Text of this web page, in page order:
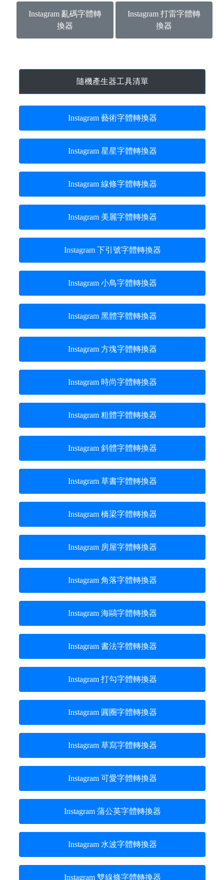
Instagram 亂碼字體轉
換器
Instagram 打雷字體轉
換器
隨機產生器工具清單
Instagram 藝術字體轉換器
Instagram 星星字體轉換器
Instagram 線條字體轉換器
Instagram 美麗字體轉換器
Instagram 下引號字體轉換器
Instagram 小鳥字體轉換器
Instagram 黑體字體轉換器
Instagram 方塊字體轉換器
Instagram 時尚字體轉換器
Instagram 粗體字體轉換器
Instagram 斜體字體轉換器
Instagram 草書字體轉換器
Instagram 橋梁字體轉換器
Instagram 房屋字體轉換器
Instagram 角落字體轉換器
Instagram 海鷗字體轉換器
Instagram 書法字體轉換器
Instagram 打勾字體轉換器
Instagram 圓圈字體轉換器
Instagram 草寫字體轉換器
Instagram 可愛字體轉換器
Instagram 蒲公英字體轉換器
Instagram 水波字體轉換器
Instagram 雙線條字體轉換器